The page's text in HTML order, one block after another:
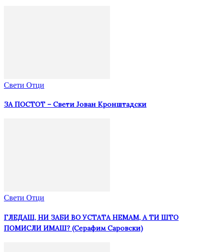
Свети Отци
ЗА ПОСТОТ – Свети Јован Кронштадски
Свети Отци
ГЛЕДАШ, НИ ЗАБИ ВО УСТАТА НЕМАМ, А ТИ ШТО
ПОМИСЛИ ИМАШ? (Серафим Саровски)